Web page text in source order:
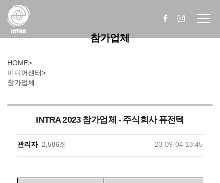
참가업체
HOME>
미디어센터>
참가업체
INTRA 2023 참가업체 - 주식회사 퓨전텍
관리자 2,586회 23-09-04 13:45